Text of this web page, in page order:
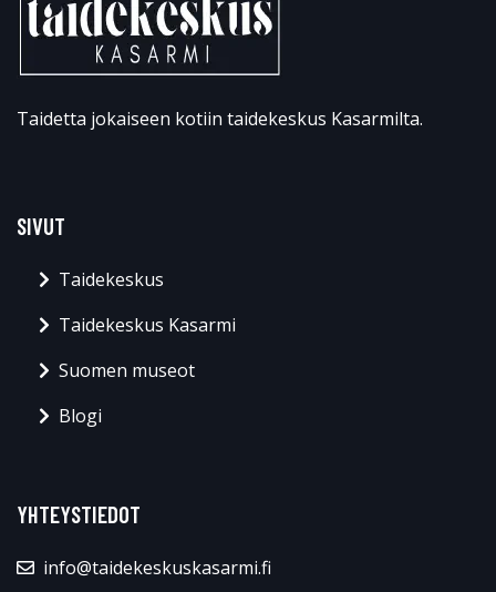
Taidetta jokaiseen kotiin taidekeskus Kasarmilta.
SIVUT
Taidekeskus
Taidekeskus Kasarmi
Suomen museot
Blogi
YHTEYSTIEDOT
info@taidekeskuskasarmi.fi